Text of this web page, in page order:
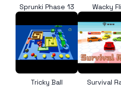
Sprunki Phase 13 Wacky
Tricky Ball Survival